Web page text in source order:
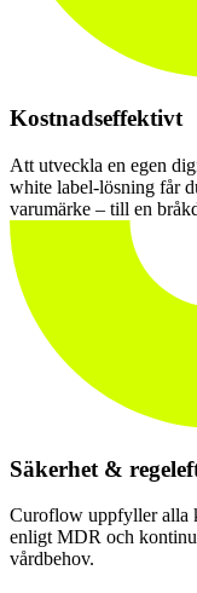
Kostnadseffektivt
Att utveckla en egen
white label-lösning får
varumärke – till en
Säkerhet &
Curoflow uppfyller alla
enligt MDR och
vårdbehov.